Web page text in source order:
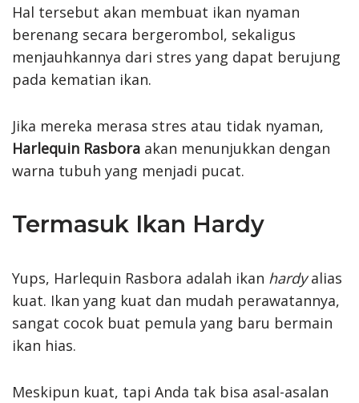
Hal tersebut akan membuat ikan nyaman
berenang secara bergerombol, sekaligus
menjauhkannya dari stres yang dapat berujung
pada kematian ikan.
Jika mereka merasa stres atau tidak nyaman,
Harlequin Rasbora akan menunjukkan dengan
warna tubuh yang menjadi pucat.
Termasuk Ikan Hardy
Yups, Harlequin Rasbora adalah ikan hardyalias
kuat. Ikan yang kuat dan mudah perawatannya,
sangat cocok buat pemula yang baru bermain
ikan hias.
Meskipun kuat, tapi Anda tak bisa asal-asalan